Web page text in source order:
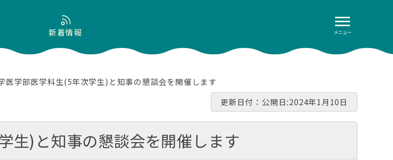
メニュー
新着情報
医学部医学科生(5年次学生)と知事の懇談会を開催します
更新日付：公開日:2024年1月10日
生)と知事の懇談会を開催します